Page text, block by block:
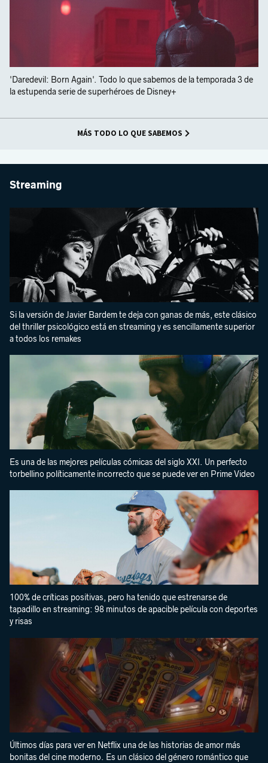
'Daredevil: Born Again'. Todo lo que sabemos de la temporada 3 de
la estupenda serie de superhéroes de Disney+
MÁS TODO LO QUE SABEMOS
Streaming
Si la versión de Javier Bardem te deja con ganas de más, este clásico
del thriller psicológico está en streaming y es sencillamente superior
a todos los remakes
Es una de las mejores películas cómicas del siglo XXI. Un perfecto
torbellino políticamente incorrecto que se puede ver en Prime Video
100% de críticas positivas, pero ha tenido que estrenarse de
tapadillo en streaming: 98 minutos de apacible película con deportes
y risas
Últimos días para ver en Netflix una de las historias de amor más
bonitas del cine moderno. Es un clásico del género romántico que